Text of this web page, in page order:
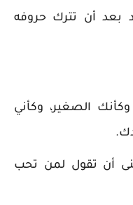
بعد أن تترك حروفه
الصغير، وكأني
أن تقول لمن تحب